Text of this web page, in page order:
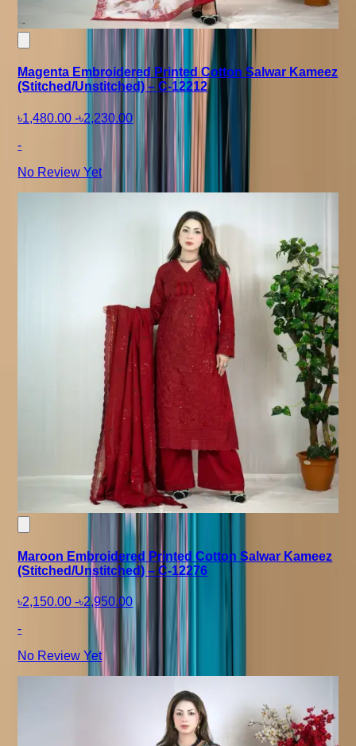
Magenta Embroidered Printed Cotton Salwar Kameez
(Stitched/Unstitched) – C-12212
৳1,480.00 -৳2,230.00
-
No Review Yet
Maroon Embroidered Printed Cotton Salwar Kameez
(Stitched/Unstitched) – C-12276
৳2,150.00 -৳2,950.00
-
No Review Yet